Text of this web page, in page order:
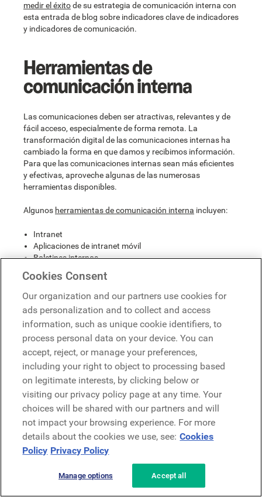
medir el éxitode su estrategia de comunicación interna con
esta entrada de blog sobre indicadores clave de indicadores
y indicadores de comunicación.
Herramientas de
comunicación interna
Las comunicaciones deben ser atractivas, relevantes y de
fácil acceso, especialmente de forma remota. La
transformación digital de las comunicaciones internas ha
cambiado la forma en que damos y recibimos información.
Para que las comunicaciones internas sean más eficientes
y efectivas, aproveche algunas de las numerosas
herramientas disponibles.
Algunos herramientas de comunicación interna incluyen:
Intranet
Aplicaciones de intranet móvil
Boletines internos
Herramientas de mensajería instantánea
Vea la demostración de LumApps
Comunicación interna:
mejores prácticas y
consejos
Descubra nuestro contenido más reciente sobre
comunicación interna.
¿Qué es la comunicación interna? Beneficios, estrategias
y herramientas
gestión de crisis
Cookies Consent
Our organization and our partners use cookies for
ads personalization and to collect and access
information, such as unique cookie identifiers, to
process personal data on your device. You can
accept, reject, or manage your preferences,
including your right to object to processing based
on legitimate interests, by clicking below or
visiting our privacy policy page at any time. Your
choices will be shared with our partners and will
not impact your browsing experience. For more
details about the cookies we use, see: Cookies
Policy Privacy Policy
Manage options Accept all